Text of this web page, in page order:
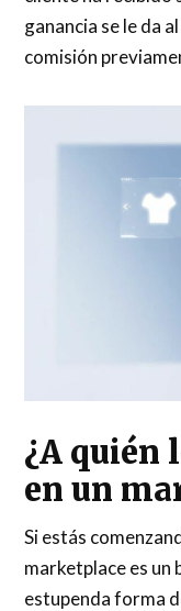
ganancia se le da
comisión
¿A quién
en un
Si estás
marketplace es un
estupenda forma